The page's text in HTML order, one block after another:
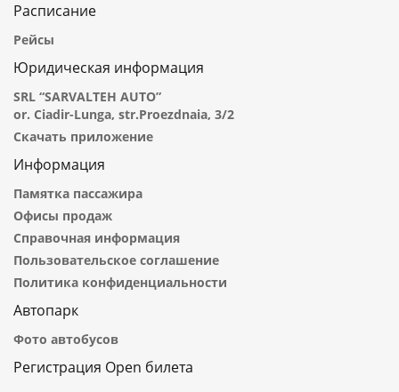
Расписание
Рейсы
Юридическая информация
SRL “SARVALTEH AUTO”
or. Ciadir-Lunga, str.Proezdnaia, 3/2
Скачать приложение
Информация
Памятка пассажира
Офисы продаж
Справочная информация
Пользовательское соглашение
Политика конфиденциальности
Автопарк
Фото автобусов
Регистрация Open билета